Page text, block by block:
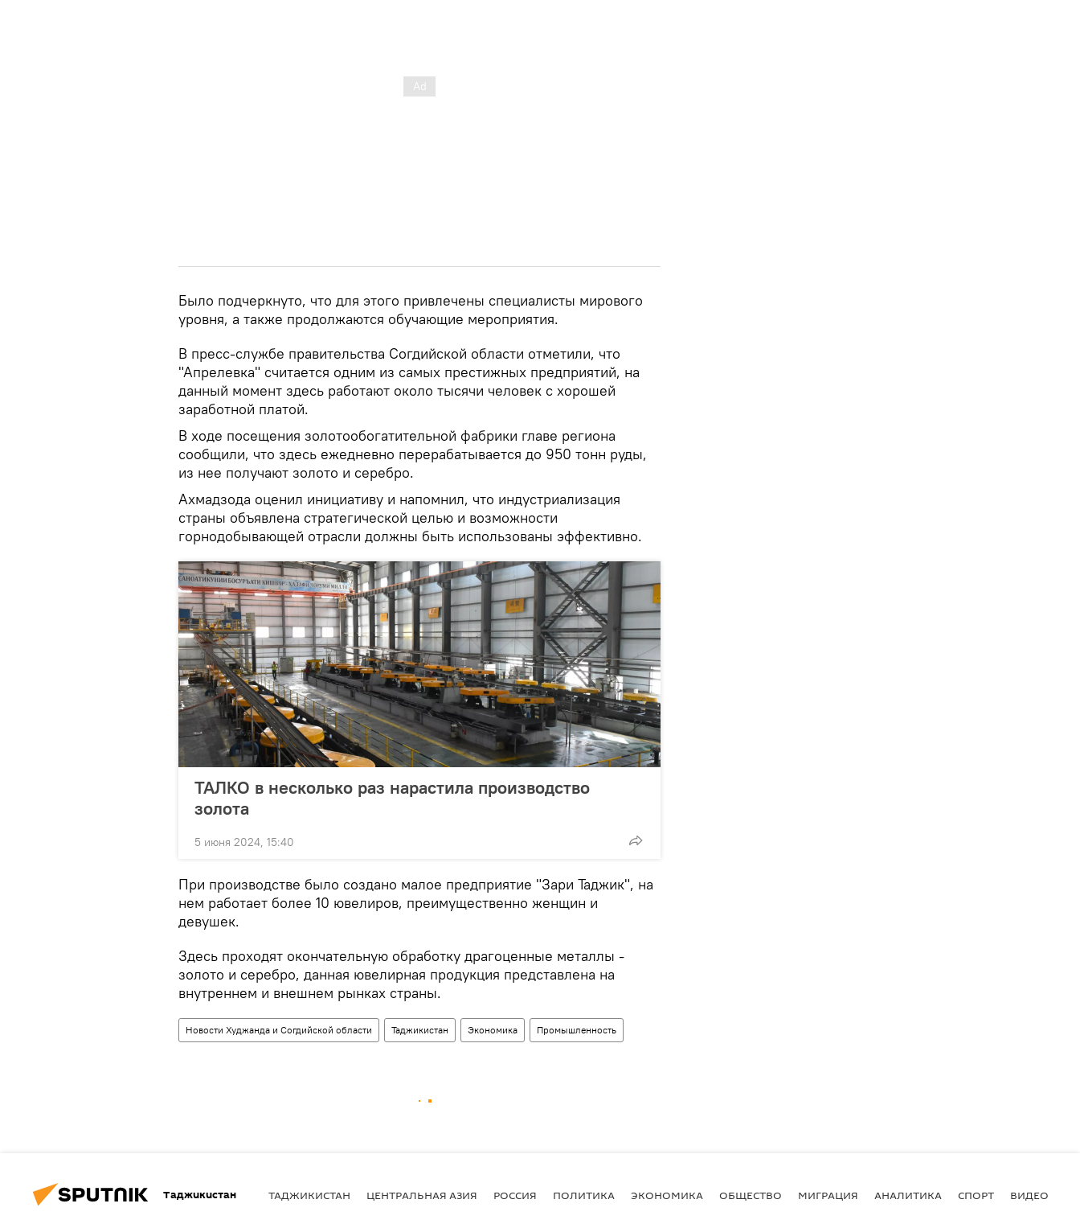
Было подчеркнуто, что для этого привлечены специалисты мирового
уровня, а также продолжаются обучающие мероприятия.
В пресс-службе правительства Согдийской области отметили, что
"Апрелевка" считается одним из самых престижных предприятий, на
данный момент здесь работают около тысячи человек с хорошей
заработной платой.
В ходе посещения золотообогатительной фабрики главе региона
сообщили, что здесь ежедневно перерабатывается до 950 тонн руды,
из нее получают золото и серебро.
Ахмадзода оценил инициативу и напомнил, что индустриализация
страны объявлена ​​стратегической целью и возможности
горнодобывающей отрасли должны быть использованы эффективно.
ТАЛКО в несколько раз нарастила производство
золота
5 июня 2024, 15:40
При производстве было создано малое предприятие "Зари Таджик", на
нем работает более 10 ювелиров, преимущественно женщин и
девушек.
Здесь проходят окончательную обработку драгоценные металлы -
золото и серебро, данная ювелирная продукция представлена ​​на
внутреннем и внешнем рынках страны.
Новости Худжанда и Согдийской области Таджикистан Экономика Промышленность
Таджикистан ТАДЖИКИСТАН ЦЕНТРАЛЬНАЯ АЗИЯ РОССИЯ ПОЛИТИКА ЭКОНОМИКА ОБЩЕСТВО МИГРАЦИЯ АНАЛИТИКА СПОРТ ВИДЕО